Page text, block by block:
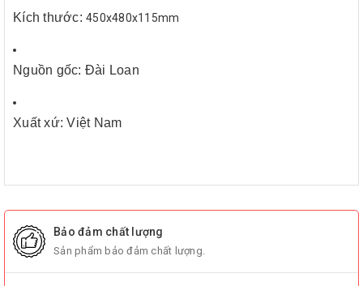
Kích thước: 450x480x115mm
Nguồn gốc: Đài Loan
Xuất xứ: Việt Nam
Bảo đảm chất lượng
Sản phẩm bảo đảm chất lượng.